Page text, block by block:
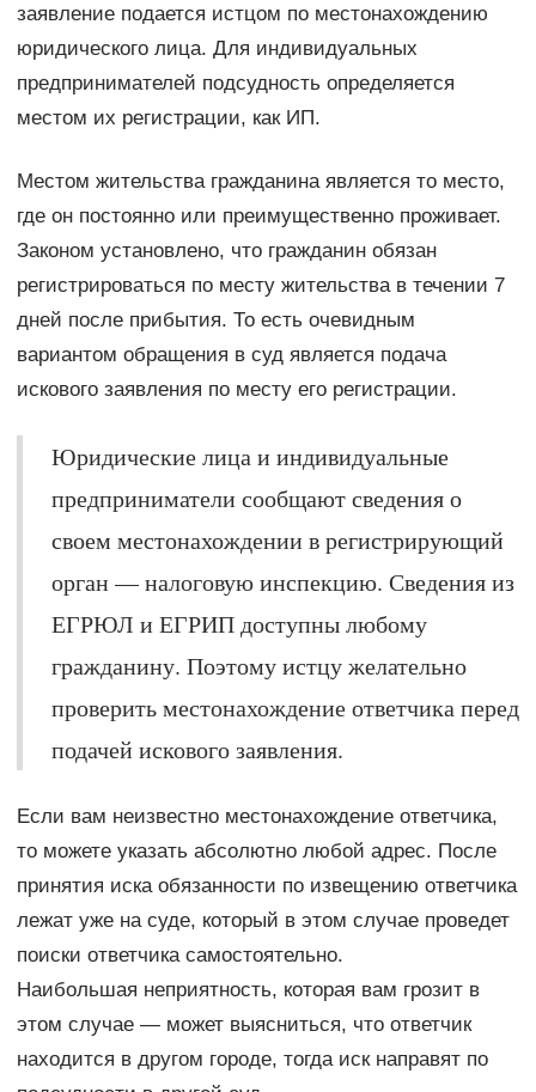
заявление подается истцом по местонахождению
юридического лица. Для индивидуальных
предпринимателей подсудность определяется
местом их регистрации, как ИП.
Местом жительства гражданина является то место,
где он постоянно или преимущественно проживает.
Законом установлено, что гражданин обязан
регистрироваться по месту жительства в течении 7
дней после прибытия. То есть очевидным
вариантом обращения в суд является подача
искового заявления по месту его регистрации.
Юридические лица и индивидуальные
предприниматели сообщают сведения о
своем местонахождении в регистрирующий
орган — налоговую инспекцию. Сведения из
ЕГРЮЛ и ЕГРИП доступны любому
гражданину. Поэтому истцу желательно
проверить местонахождение ответчика перед
подачей искового заявления.
Если вам неизвестно местонахождение ответчика,
то можете указать абсолютно любой адрес. После
принятия иска обязанности по извещению ответчика
лежат уже на суде, который в этом случае проведет
поиски ответчика самостоятельно.
Наибольшая неприятность, которая вам грозит в
этом случае — может выясниться, что ответчик
находится в другом городе, тогда иск направят по